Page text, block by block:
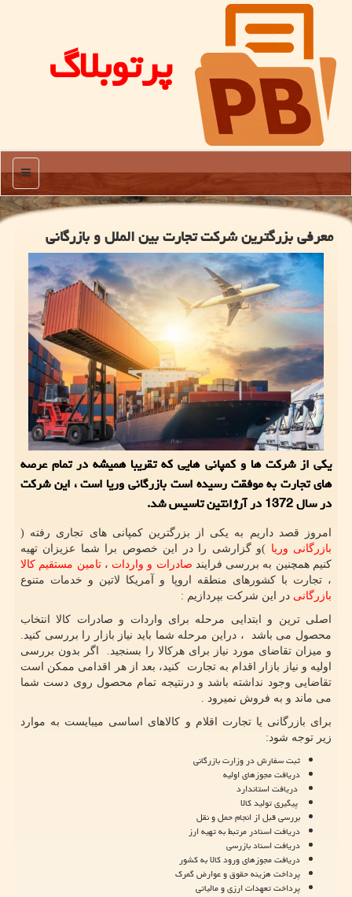
پرتوبلاگ
منو
معرفی بزرگترین شرکت تجارت بین الملل و بازرگانی
یکی از شرکت ها و کمپانی هایی که تقریبا همیشه در تمام عرصه
های تجارت به موفقت رسیده است بازرگانی وریا است ، این شرکت
در سال 1372 در آرژانتین تاسیس شد.
امروز قصد داریم به یکی از بزرگترین کمپانی های تجاری رفته (
بازرگانی وریا )و گزارشی را در این خصوص برا شما عزیزان تهیه
کنیم همچنین به بررسی فرایند صادرات و واردات ،تامین مستقیم کالا
، تجارت با کشورهای منطقه اروپا و آمریکا لاتین و خدمات متنوع
بازرگانی در این شرکت بپردازیم :
اصلی ترین و ابتدایی مرحله برای واردات و صادرات کالا انتخاب
محصول می باشد ، دراین مرحله شما باید نیاز بازار را بررسی کنید.
و میزان تقاضای مورد نیاز برای هرکالا را بسنجید. اگر بدون بررسی
اولیه و نیاز بازار اقدام به تجارت کنید، بعد از هر اقدامی ممکن است
تقاضایی وجود نداشته باشد و درنتیجه تمام محصول روی دست شما
می ماند و به فروش نمیرود .
برای بازرگانی یا تجارت اقلام و کالاهای اساسی میبایست به موارد
زیر توجه شود:
ثبت سفارش در وزارت بازرگانی
دریافت مجوزهای اولیه
دریافت استاندارد
پیگیری تولید کالا
بررسی قبل از انجام حمل و نقل
دریافت اسنادر مرتبط به تهیه ارز
دریافت اسناد بازرسی
دریافت مجوزهای ورود کالا به کشور
پرداخت هزینه حقوق و عوارض گمرک
پرداخت تعهدات ارزی و مالیاتی